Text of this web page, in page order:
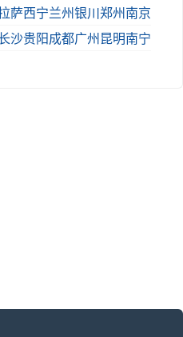
萨西宁兰州银川郑州南京
沙贵阳成都广州昆明南宁